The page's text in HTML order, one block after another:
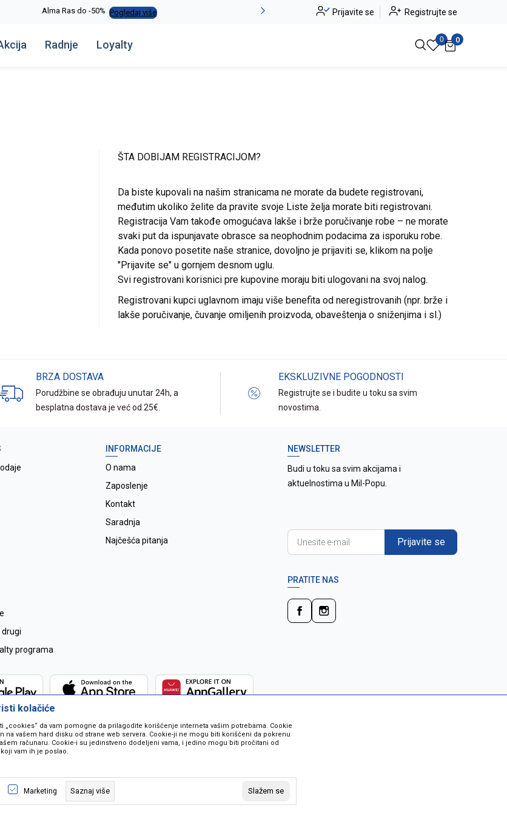
Alma Ras do -50% Pogledaj više Novo u ponudi - Jadea Pogledaj više
Prijavite se Registrujte se
Radnje Loyalty 0 0
ŠTA DOBIJAM REGISTRACIJOM?
Da biste kupovali na našim stranicama ne morate da budete registrovani,
međutim ukoliko želite da pravite svoje Liste želja morate biti registrovani.
Registracija Vam takođe omogućava lakše i brže poručivanje robe – ne morate
svaki put da ispunjavate obrasce sa neophodnim podacima za isporuku robe.
Kada ponovo posetite naše stranice, dovoljno je prijaviti se, klikom na polje
"Prijavite se" u gornjem desnom uglu.
Svi registrovani korisnici pre kupovine moraju biti ulogovani na svoj nalog.
Registrovani kupci uglavnom imaju više benefita od neregistrovanih (npr. brže i
lakše poručivanje, čuvanje omiljenih proizvoda, obaveštenja o sniženjima i sl.)
BRZA DOSTAVA
Porudžbine se obrađuju unutar 24h, a
besplatna dostava je već od 25€.
EKSKLUZIVNE POGODNOSTI
Registrujte se i budite u toku sa svim
novostima.
programa
INFORMACIJE
O nama
Zaposlenje
Kontakt
Saradnja
Najčešća pitanja
NEWSLETTER
Budi u toku sa svim akcijama i
aktuelnostima u Mil-Popu.
Prijavite se
PRATITE NAS
prikazu slika i samih cijena ali ne možemo garantovati da su sve informacije kompletne i bez
podrazumjeva se da su dostupni u svakom trenutku. Raspoloživost robe možete provjeriti besplatnim
pozivom na broj 067259021.
www.mil-pop.com, IzradaNB SOFT. Sva prava zadržana.
kolačiće
„cookies“ da vam pomogne da prilagodite korišćenje interneta vašim potrebama. Cookie
na vašem hard disku od strane web servera. Cookie-ji ne mogu biti korišćeni da pokrenu
računaru. Cookie-i su jedinstveno dodeljeni vama, i jedino mogu biti pročitani od
vam ih je poslao.
Marketing Saznaj više Slažem se